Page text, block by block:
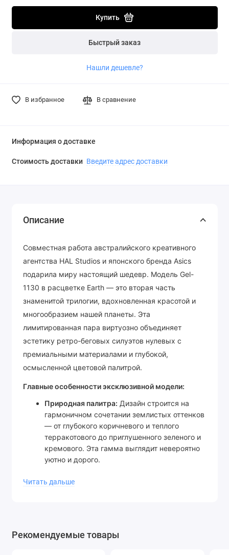
Купить
Быстрый заказ
Нашли дешевле?
В избранное В сравнение
Информация о доставке
Стоимость доставки Введите адрес доставки
Описание
Совместная работа австралийского креативного
агентства HAL Studios и японского бренда Asics
подарила миру настоящий шедевр. Модель Gel-
1130 в расцветке Earth — это вторая часть
знаменитой трилогии, вдохновленная красотой и
многообразием нашей планеты. Эта
лимитированная пара виртуозно объединяет
эстетику ретро-беговых силуэтов нулевых с
премиальными материалами и глубокой,
осмысленной цветовой палитрой.
Главные особенности эксклюзивной модели:
Природная палитра: Дизайн строится на
гармоничном сочетании землистых оттенков
— от глубокого коричневого и теплого
терракотового до приглушенного зеленого и
кремового. Эта гамма выглядит невероятно
уютно и дорого.
стандартных версий, здесь использована
Уникальный брендинг:
Читать дальше
Рекомендуемые товары